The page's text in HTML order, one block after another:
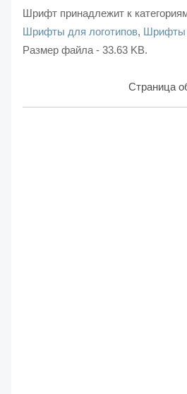
Шрифт принадлежит к
Шрифты для логотипов, Шрифты
Размер файла - 33.63 KB.
Страница